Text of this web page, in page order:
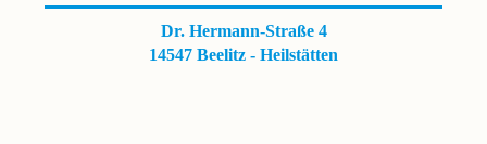
Dr. Hermann-Straße 4
14547 Beelitz - Heilstätten